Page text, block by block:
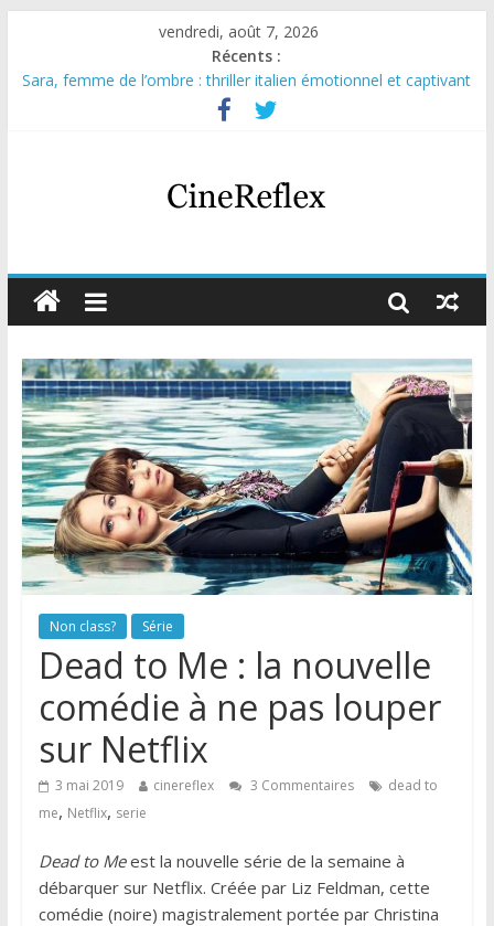
vendredi, août 7, 2026
Récents :
Sara, femme de l’ombre : thriller italien émotionnel et captivant
Journal d’une fille larguée : nouvelle série suédoise sur Netflix
Aema : mini-série sur le tournage d’un film érotique devenu
Glass Heart : excellente série musicale avec Takeru Satō
Olympo, saison 1 : nouvelle série qui séduira les fans de
Non class? Série
Dead to Me : la nouvelle
comédie à ne pas louper
sur Netflix
3 mai 2019 cinereflex 3 Commentaires
dead to
me, Netflix, serie
Dead to Meest la nouvelle série de la semaine à
débarquer sur Netflix. Créée par Liz Feldman, cette
comédie (noire) magistralement portée par Christina